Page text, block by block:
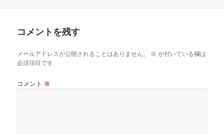
コメントを残す
メールアドレスが公開されることはありません。 ※ が付いている欄は
必須項目です
コメント ※